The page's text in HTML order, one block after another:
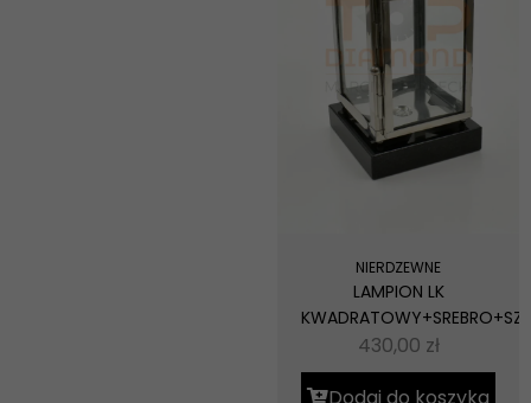
NIERDZEWNE
LAMPION LK
430,00 zł